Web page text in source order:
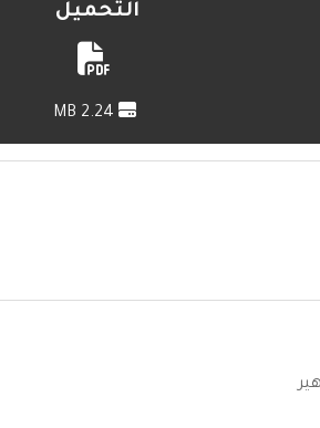
التحميل